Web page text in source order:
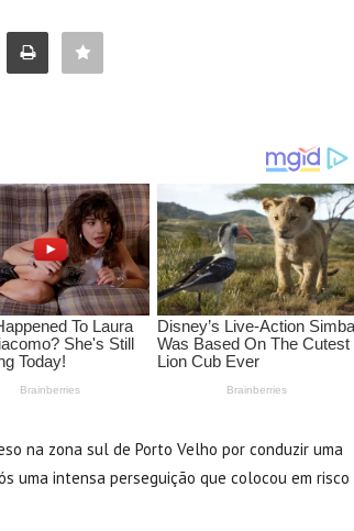
na zona sul de Porto Velho por conduzir uma
uma intensa perseguição que colocou em risco